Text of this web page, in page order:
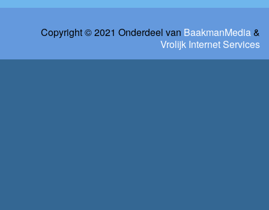
Copyright © 2021 Onderdeel van BaakmanMedia&
Vrolijk Internet Services